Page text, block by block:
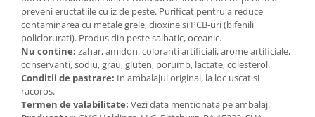
preveni eructatiile cu iz de peste. Purificat pentru a reduce
contaminarea cu metale grele, dioxine si PCB-uri (bifenili
policlorurati). Produs din peste salbatic, oceanic.
Nu contine: zahar, amidon, coloranti artificiali, arome artificiale,
conservanti, sodiu, grau, gluten, porumb, lactate, colesterol.
Conditii de pastrare: In ambalajul original, la loc uscat si
racoros.
Termen de valabilitate: Vezi data mentionata pe ambalaj.